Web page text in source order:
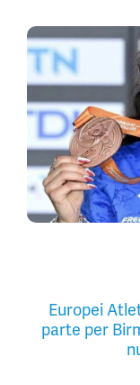
Europei
parte per